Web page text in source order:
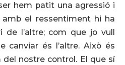
hem patit una agressió i
el ressentiment hi ha
de l’altre; com que jo vull
canviar és l’altre. Això és
del nostre control. El que sí